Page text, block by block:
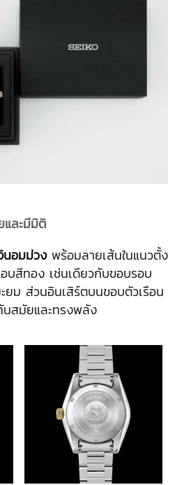
และมีมิติ
นอมม่วงพร้อมลายเส้นในแนวตั้ง
บสีทอง เช่นเดียวกับขอบรอบ
ยม ส่วนอินเสิร์ตบนขอบตัวเรือน
สมัยและทรงพลัง